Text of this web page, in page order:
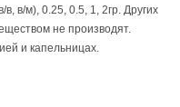
в/м), 0.25, 0.5, 1, 2гр. Других
не производят.
и капельницах.